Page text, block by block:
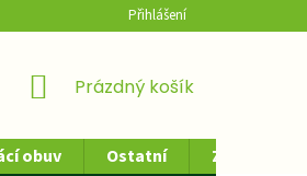
Přihlášení
NÁKUPNÍ
Prázdný košík
obuv Ostatní